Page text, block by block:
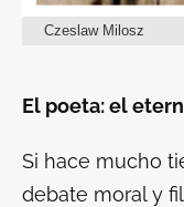
Czeslaw Milosz
El poeta: el
Si hace mucho
debate moral y